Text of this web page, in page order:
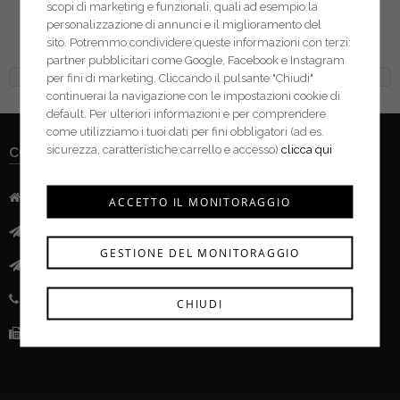
Carcano redance zincate
din 6899B A097
CONTATTI
Via Mazzini, 52 - 46043 Castiglione delle Stivere (MN)
Pec:ferrcima@pec.it
(+39) 0376 943911
scopi di marketing e funzionali, quali ad esempio la
personalizzazione di annunci e il miglioramento del
sito. Potremmo condividere queste informazioni con terzi:
partner pubblicitari come Google, Facebook e Instagram
per fini di marketing. Cliccando il pulsante "Chiudi"
continuerai la navigazione con le impostazioni cookie di
default. Per ulteriori informazioni e per comprendere
come utilizziamo i tuoi dati per fini obbligatori (ad es.
sicurezza, caratteristiche carrello e accesso)clicca qui
CHIUDI
GESTIONE DEL MONITORAGGIO
ACCETTO IL MONITORAGGIO